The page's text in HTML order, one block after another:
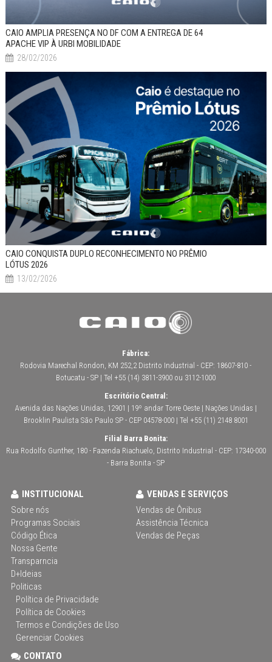
CAIO AMPLIA PRESENÇA NO DF COM A ENTREGA DE 64
APACHE VIP À URBI MOBILIDADE
28/02/2026
CAIO CONQUISTA DUPLO RECONHECIMENTO NO PRÊMIO
LÓTUS 2026
13/02/2026
Fábrica:
Rodovia Marechal Rondon, KM 252,2 Distrito Industrial - CEP: 18607-810 -
Botucatu - SP | Tel +55 (14) 3811-3900 ou 3112-1000
Escritório Central:
Avenida das Nações Unidas, 12901 | 19º andar Torre Oeste | Nações Unidas |
Brooklin Paulista São Paulo SP - CEP 04578-000 | Tel +55 (11) 2148 8001
Filial Barra Bonita:
Rua Rodolfo Gunther, 180 - Fazenda Riachuelo, Distrito Industrial - CEP: 17340-000
- Barra Bonita - SP
INSTITUCIONAL
Sobre nós
Programas Sociais
Código Ética
Nossa Gente
Transparncia
D+Ideias
Politicas
Política de Privacidade
Política de Cookies
Termos e Condições de Uso
Gerenciar Cookies
VENDAS E SERVIÇOS
Vendas de Ônibus
Assistência Técnica
Vendas de Peças
CONTATO